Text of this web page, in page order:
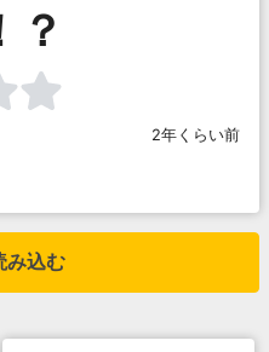
？
2年くらい前
み込む